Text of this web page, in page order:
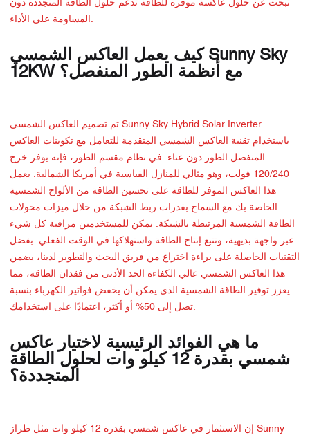
تبحث عن حلول عاكسة موفرة للطاقة تدعم حلول الطاقة المتجددة دون
المساومة على الأداء.
كيف يعمل العاكس الشمسي Sunny Sky
12KW مع أنظمة الطور المنفصل؟
تم تصميم العاكس الشمسي Sunny Sky Hybrid Solar Inverter
باستخدام تقنية العاكس الشمسي المتقدمة للتعامل مع تكوينات العاكس
المنفصل الطور دون عناء. في نظام مقسم الطور، فإنه يوفر خرج
120/240 فولت، وهو مثالي للمنازل القياسية في أمريكا الشمالية. يعمل
هذا العاكس الموفر للطاقة على تحسين الطاقة من الألواح الشمسية
الخاصة بك مع السماح بقدرات ربط الشبكة من خلال ميزات محولات
الطاقة الشمسية المرتبطة بالشبكة. يمكن للمستخدمين مراقبة كل شيء
عبر واجهة بديهية، وتتبع إنتاج الطاقة واستهلاكها في الوقت الفعلي. بفضل
التقنيات الحاصلة على براءة اختراع من فريق البحث والتطوير لدينا، يضمن
هذا العاكس الشمسي عالي الكفاءة الحد الأدنى من فقدان الطاقة، مما
يعزز توفير الطاقة الشمسية الذي يمكن أن يخفض فواتير الكهرباء بنسبة
تصل إلى 50% أو أكثر، اعتمادًا على استخدامك.
ما هي الفوائد الرئيسية لاختيار عاكس
شمسي بقدرة 12 كيلو وات لحلول الطاقة
المتجددة؟
إن الاستثمار في عاكس شمسي بقدرة 12 كيلو وات مثل طراز Sunny